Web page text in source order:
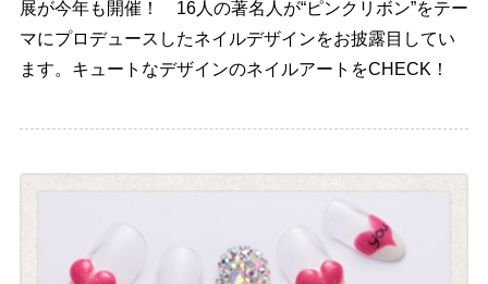
展が今年も開催！ 16人の著名人が“ピンクリボン”をテー
マにプロデュースしたネイルデザインをお披露目してい
ます。キュートなデザインのネイルアートをCHECK！